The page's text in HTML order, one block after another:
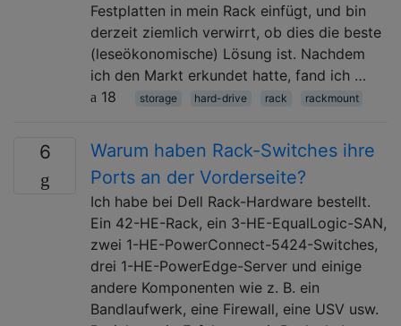
Festplatten in mein Rack einfügt, und bin
derzeit ziemlich verwirrt, ob dies die beste
(leseökonomische) Lösung ist. Nachdem
ich den Markt erkundet hatte, fand ich …
18
storage hard-drive rack rackmount
6
Warum haben Rack-Switches ihre
Ports an der Vorderseite?
Ich habe bei Dell Rack-Hardware bestellt.
Ein 42-HE-Rack, ein 3-HE-EqualLogic-SAN,
zwei 1-HE-PowerConnect-5424-Switches,
drei 1-HE-PowerEdge-Server und einige
andere Komponenten wie z. B. ein
Bandlaufwerk, eine Firewall, eine USV usw.